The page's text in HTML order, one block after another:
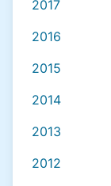
2017
2016
2015
2014
2013
2012